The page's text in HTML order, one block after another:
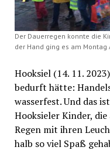
Der Dauerregen konnte die
der Hand ging es am Montag
Hooksiel (14. 11.
bedurft hätte:
wasserfest. Und das
Hooksieler Kinder,
Regen mit ihren
halb so viel Spaß